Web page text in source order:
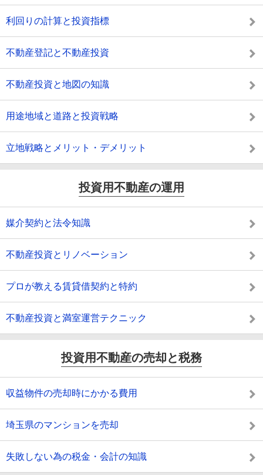
利回りの計算と投資指標
不動産登記と不動産投資
不動産投資と地図の知識
用途地域と道路と投資戦略
立地戦略とメリット・デメリット
投資用不動産の運用
媒介契約と法令知識
不動産投資とリノベーション
プロが教える賃貸借契約と特約
不動産投資と満室運営テクニック
投資用不動産の売却と税務
収益物件の売却時にかかる費用
埼玉県のマンションを売却
失敗しない為の税金・会計の知識